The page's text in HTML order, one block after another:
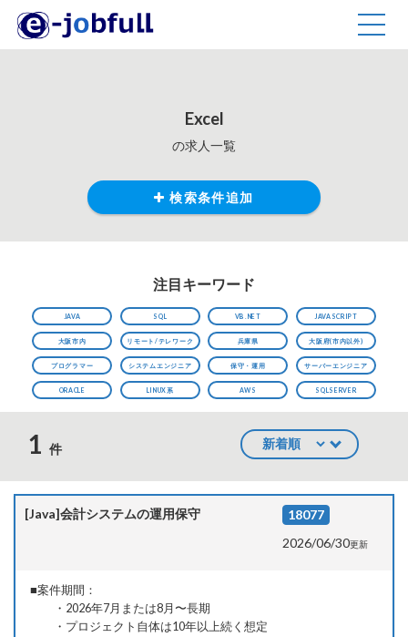
Excel
の求人一覧
検索条件追加
注目キーワード
JAVA SQL VB.NET JAVASCRIPT
大阪市内 リモート/テレワーク 兵庫県 大阪府(市内以外)
プログラマー システムエンジニア 保守・運用 サーバーエンジニア
ORACLE LINUX系 AWS SQLSERVER
1 件
[Java]会計システムの運用保守
18077
2026/06/30更新
■案件期間：
・2026年7月または8月〜長期
・プロジェクト自体は10年以上続く想定